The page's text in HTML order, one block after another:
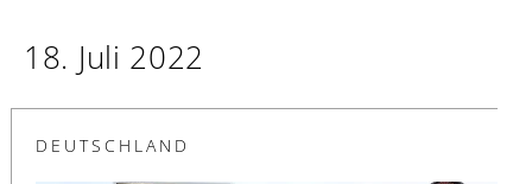
18. Juli 2022
DEUTSCHLAND